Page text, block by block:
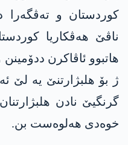
کوردستان و تەڤگەرا
ناڤێ ھەڤکاریا
ھاتبوو ئاڤاکرن
ژ بۆ ھلبژارتنێ یە لێ
گرنگیێ نادن
خوەدی ھەلوەست بن.